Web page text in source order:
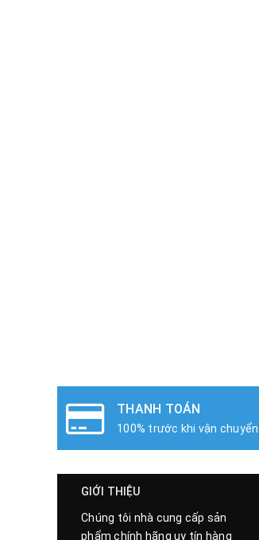
THANH TOÁN
100% trước khi vận chuyển
GIỚI THIỆU
Chúng tôi nhà cung cấp sản
phẩm chính hãng uy tín hàng